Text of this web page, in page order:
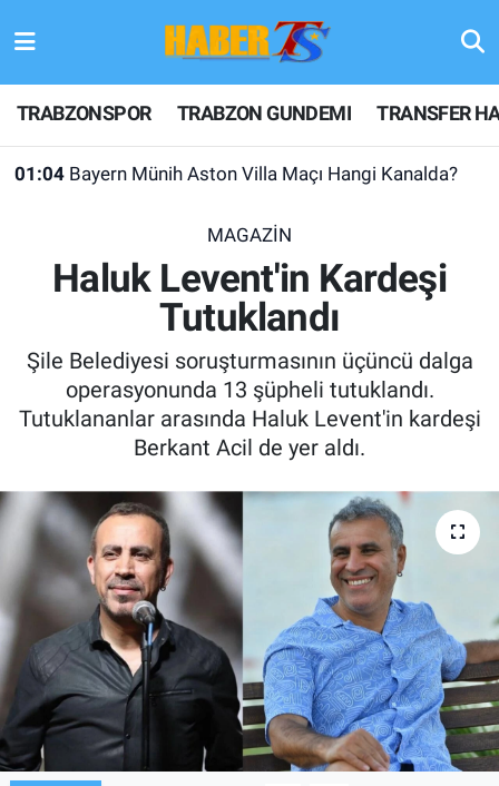
TRABZONSPOR TRABZON GUNDEMI TRANSFER
01:04 Bayern Münih Aston Villa Maçı Hangi Kanalda?
MAGAZİN
Haluk Levent'in Kardeşi
Tutuklandı
Şile Belediyesi soruşturmasının üçüncü dalga
operasyonunda 13 şüpheli tutuklandı.
Tutuklananlar arasında Haluk Levent'in kardeşi
Berkant Acil de yer aldı.
TRABZONSPOR
TRABZON GUNDEMI
KULİS MEYDANI
1461 TRABZON
FUTBOL
TV VE SİNEMA
BASKETBOL
SAĞLIK
GENEL
KÜLTÜR SANAT
Hava Durumu
Trafik Durumu
Son Dakika Haberleri
Haber Arşivi